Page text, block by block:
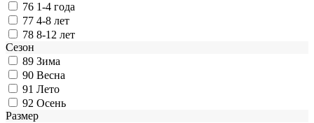
76 1-4 года
77 4-8 лет
78 8-12 лет
Сезон
89 Зима
90 Весна
91 Лето
92 Осень
Размер